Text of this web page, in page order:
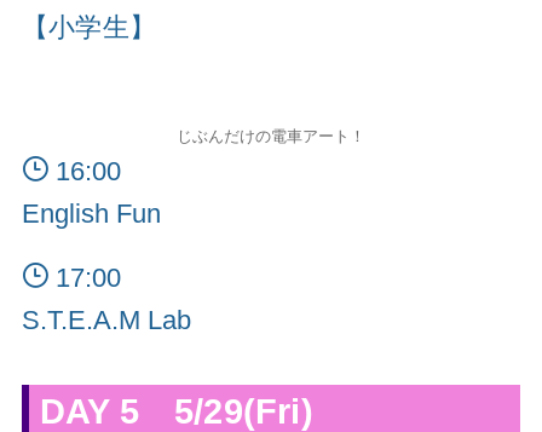
【小学生】
じぶんだけの電車アート！
16:00
English Fun
17:00
S.T.E.A.M Lab
DAY 5 5/29(Fri)